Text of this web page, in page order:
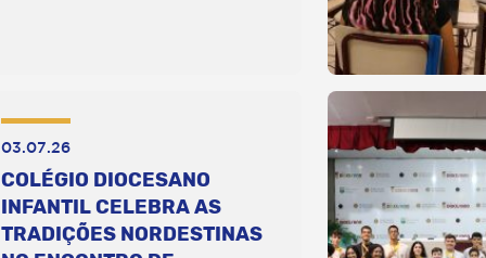
03.07.26
COLÉGIO DIOCESANO
INFANTIL CELEBRA AS
TRADIÇÕES NORDESTINAS